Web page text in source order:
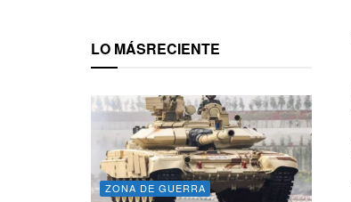
LO MÁSRECIENTE
ZONA DE GUERRA